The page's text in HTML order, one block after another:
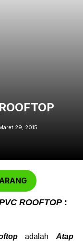
29, 2015
ROOFTOP :
adalahAtap